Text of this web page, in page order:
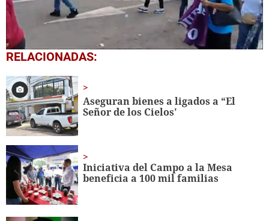
0
seconds
1
minute,
3
seconds
RELACIONADAS:
Aseguran bienes a ligados a “El
Señor de los Cielos'
Iniciativa del Campo a la Mesa
beneficia a 100 mil familias